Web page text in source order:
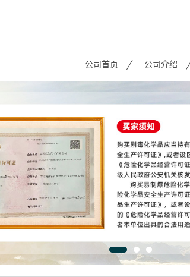
公司首页 公司介绍